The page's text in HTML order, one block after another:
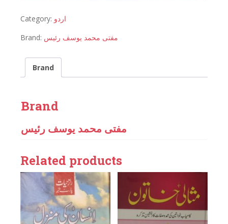
Category: اردو
Brand: مفتی محمد یوسف رئیس
Brand
Brand
مفتی محمد یوسف رئیس
Related products